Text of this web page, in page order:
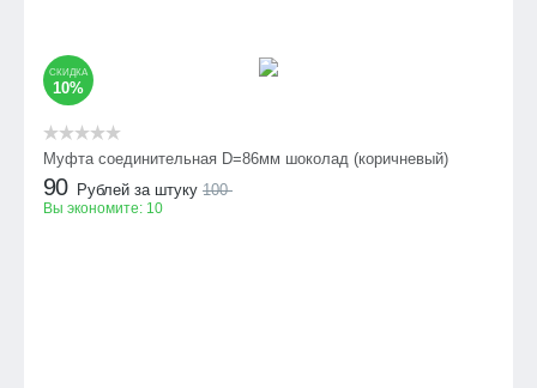
СКИДКА
10%
Муфта соединительная D=86мм шоколад (коричневый)
90 Рублей за штуку 100
Вы экономите: 10